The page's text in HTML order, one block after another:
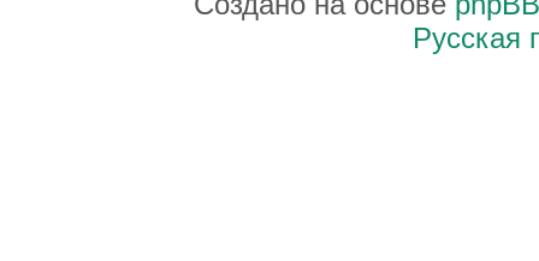
Русская